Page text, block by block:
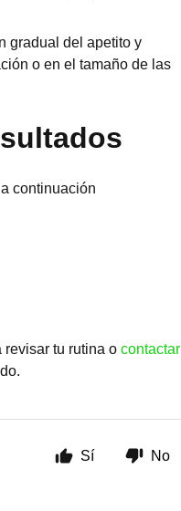
gradual del apetito y
o en el tamaño de las
continuación
tu rutina o contactar
Sí No